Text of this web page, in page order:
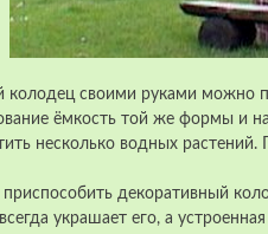
колодец своими руками можно
ёмкость той же формы и
несколько водных
декоративный
украшает его, а